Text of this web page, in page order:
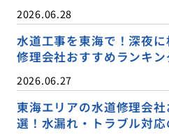
2026.06.28
水道工事を東海で！深夜
修理会社おすすめランキ
2026.06.27
東海エリアの水道修理会
選！水漏れ・トラブル対